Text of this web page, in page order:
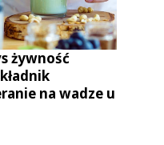
żywność
na wadze u